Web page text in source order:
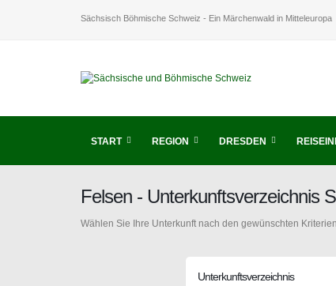
Sächsisch Böhmische Schweiz - Ein Märchenwald in Mitteleuropa
START REGION DRESDEN
Felsen - Unterkunftsverzeichnis
Wählen Sie Ihre Unterkunft nach den gewünschten
Unterkunftsverzeichnis